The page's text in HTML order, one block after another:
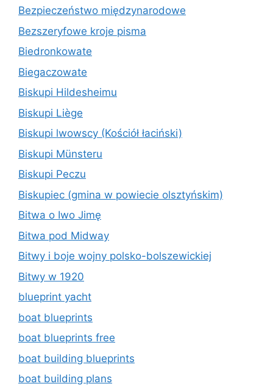
Bezpieczeństwo międzynarodowe
Bezszeryfowe kroje pisma
Biedronkowate
Biegaczowate
Biskupi Hildesheimu
Biskupi Liège
Biskupi lwowscy (Kościół łaciński)
Biskupi Münsteru
Biskupi Peczu
Biskupiec (gmina w powiecie olsztyńskim)
Bitwa o Iwo Jimę
Bitwa pod Midway
Bitwy i boje wojny polsko-bolszewickiej
Bitwy w 1920
blueprint yacht
boat blueprints
boat blueprints free
boat building blueprints
boat building plans